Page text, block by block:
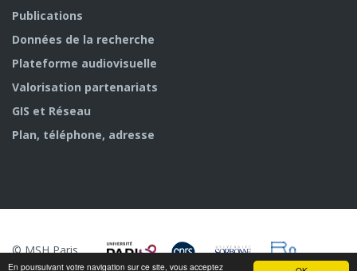
En poursuivant votre navigation sur ce site, vous acceptez
Publications
Données de la recherche
Plateforme audiovisuelle
Valorisation partenariats
GIS et Réseau
Plan, téléphone, adresse
© MSH Paris
Nord